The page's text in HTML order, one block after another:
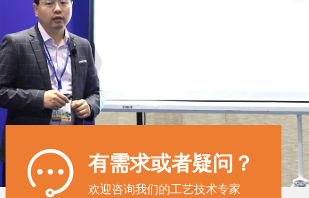
 有需求或者疑问？
欢迎咨询我们的工艺技术专家